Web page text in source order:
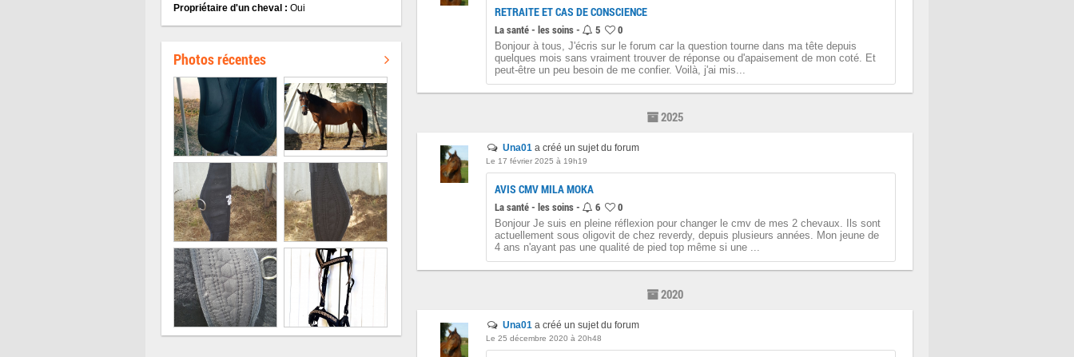
Propriétaire d'un cheval : Oui
Photos récentes
RETRAITE ET CAS DE CONSCIENCE
La santé - les soins - 5 0
Bonjour à tous, J'écris sur le forum car la question tourne dans ma tête depuis
quelques mois sans vraiment trouver de réponse ou d'apaisement de mon coté. Et
peut-être un peu besoin de me confier. Voilà, j'ai mis...
2025
Una01 a créé un sujet du forum
Le 17 février 2025 à 19h19
AVIS CMV MILA MOKA
La santé - les soins - 6 0
Bonjour Je suis en pleine réflexion pour changer le cmv de mes 2 chevaux. Ils sont
actuellement sous oligovit de chez reverdy, depuis plusieurs années. Mon jeune de
4 ans n'ayant pas une qualité de pied top même si une ...
2020
Una01 a créé un sujet du forum
Le 25 décembre 2020 à 20h48